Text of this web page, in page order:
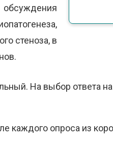
обсуждения
стеноза, в
На выбор ответа
каждого опроса из